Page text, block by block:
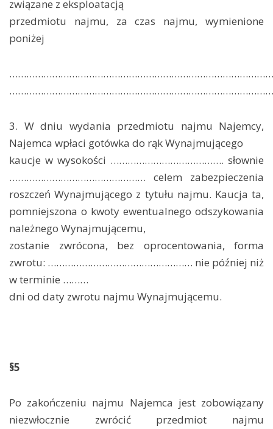
związane z eksploatacją
przedmiotu najmu, za czas najmu, wymienione
poniżej
3. W dniu wydania przedmiotu najmu Najemcy,
Najemca wpłaci gotówka do rąk Wynajmującego
kaucje w wysokości …………………………………. słownie
………………………………………… celem zabezpieczenia
roszczeń Wynajmującego z tytułu najmu. Kaucja ta,
pomniejszona o kwoty ewentualnego odszykowania
należnego Wynajmującemu,
zostanie zwrócona, bez oprocentowania, forma
zwrotu: …………………………………………… nie później niż
w terminie ………
dni od daty zwrotu najmu Wynajmującemu.
§5
Po zakończeniu najmu Najemca jest zobowiązany
niezwłocznie zwrócić przedmiot najmu